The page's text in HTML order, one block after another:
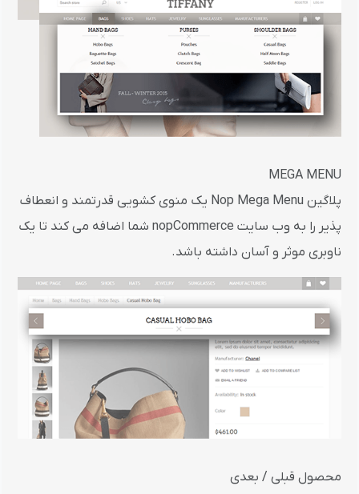
MEGA MENU
پلاگین Nop Mega Menu یک منوی کشویی قدرتمند و انعطاف
پذیر را به وب سایت nopCommerce شما اضافه می کند تا یک
ناوبری موثر و آسان داشته باشد.
محصول قبلی / بعدی